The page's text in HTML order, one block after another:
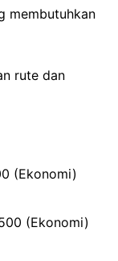
membutuhkan
rute dan
(Ekonomi)
(Ekonomi)